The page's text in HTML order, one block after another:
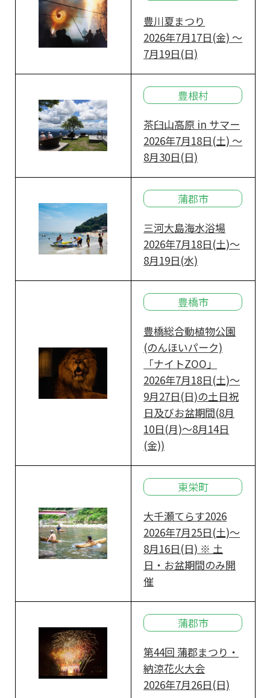
豊川夏まつり
2026年7月17日(金) ～
7月19日(日)
豊根村
茶臼山高原 in サマー
2026年7月18日(土) ～
8月30日(日)
蒲郡市
三河大島海水浴場
2026年7月18日(土)～
8月19日(水)
豊橋市
豊橋総合動植物公園
(のんほいパーク)
「ナイトZOO」
2026年7月18日(土)～
9月27日(日)の土日祝
日及びお盆期間(8月
10日(月)～8月14日
(金))
東栄町
大千瀬てらす2026
2026年7月25日(土)～
8月16日(日) ※ 土
日・お盆期間のみ開
催
蒲郡市
第44回 蒲郡まつり・
納涼花火大会
2026年7月26日(日)